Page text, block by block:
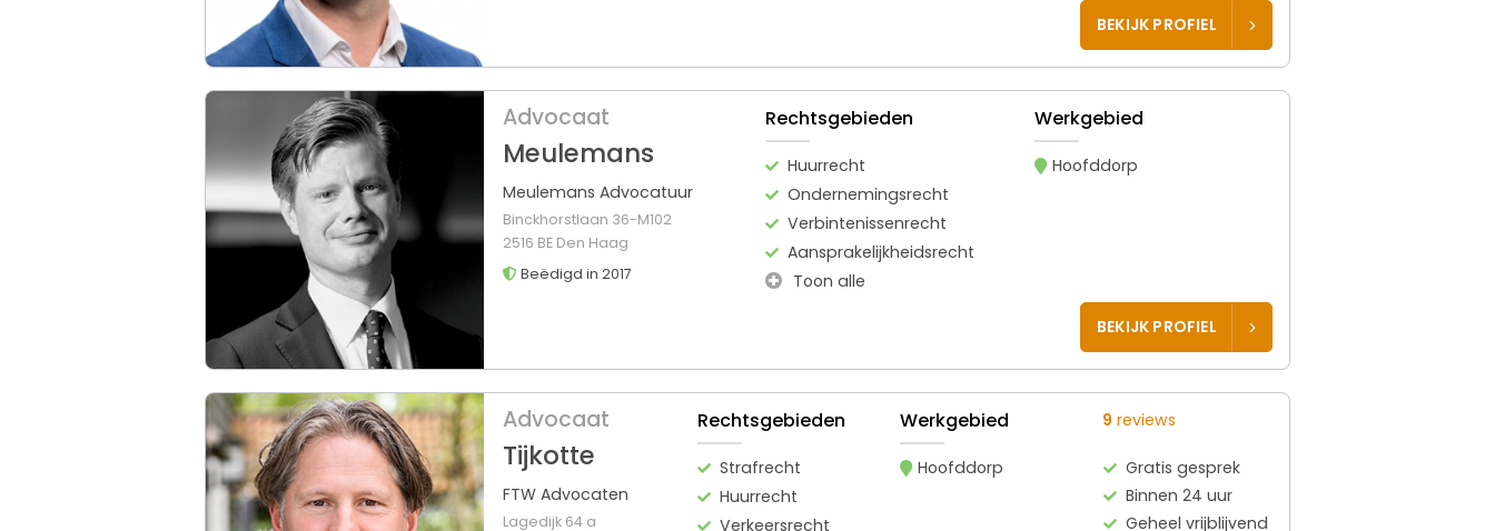
BEKIJK PROFIEL
Advocaat
Meulemans
Meulemans Advocatuur
Binckhorstlaan 36-M102
2516 BE Den Haag
Beëdigd in 2017
Rechtsgebieden
Huurrecht
Ondernemingsrecht
Verbintenissenrecht
Aansprakelijkheidsrecht
Toon alle
Werkgebied
Hoofddorp
BEKIJK PROFIEL
Advocaat
Tijkotte
FTW Advocaten
Lagedijk 64 a
Rechtsgebieden
Strafrecht
Huurrecht
Verkeersrecht
Werkgebied
Hoofddorp
9 reviews
Gratis gesprek
Binnen 24 uur
Geheel vrijblijvend